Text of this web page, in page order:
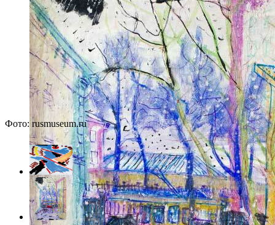
Фото: rusmuseum.ru